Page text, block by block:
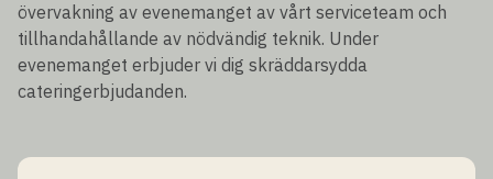
övervakning av evenemanget av vårt serviceteam och
tillhandahållande av nödvändig teknik. Under
evenemanget erbjuder vi dig skräddarsydda
cateringerbjudanden.